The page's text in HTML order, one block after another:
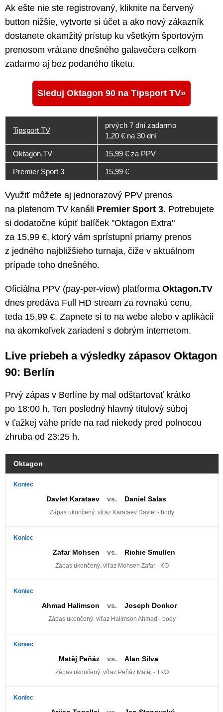
Ak ešte nie ste registrovaný, kliknite na červený
button nižšie, vytvorte si účet a ako nový zákazník
dostanete okamžitý prístup ku všetkým športovým
prenosom vrátane dnešného galavečera celkom
zadarmo aj bez podaného tiketu.
Sleduj Oktagon 90 na Tipsport TV
Tipsport TV
prvých 7 dní zadarmo
1,20 € na 30 dní
Oktagon.TV 15,99 € za PPV
Premier Sport 3 15,99 €
Využiť môžete aj jednorazový PPV prenos
na platenom TV kanáli Premier Sport 3. Potrebujete
si dodatočne kúpiť balíček "Oktagon Extra"
za 15,99 €, ktorý vám sprístupní priamy prenos
z jedného najbližšieho turnaja, čiže v aktuálnom
prípade toho dnešného.
Oficiálna PPV (pay-per-view) platforma Oktagon.TV
dnes predáva Full HD stream za rovnakú cenu,
teda 15,99 €. Zapnete si to na webe alebo v aplikácii
na akomkoľvek zariadení s dobrým internetom.
Live priebeh a výsledky zápasov Oktagon
90: Berlín
Prvý zápas v Berlíne by mal odštartovať krátko
po 18:00 h. Ten posledný hlavný titulový súboj
v ťažkej váhe príde na rad niekedy pred polnocou
zhruba od 23:25 h.
Oktagon
Koniec
Davlet Karataev vs. Daniel Salas
Zápas ukončený: víťaz Karataev Davlet - body
Koniec
Zafar Mohsen vs. Richie Smullen
Zápas ukončený: víťaz Mohsen Zafar - KO
Koniec
Ahmad Halimson vs. Joseph Donkor
Zápas ukončený: víťaz Halimson Ahmad - body
Koniec
Matěj Peňáz vs. Alan Silva
Zápas ukončený: víťaz Peňáz Matěj - TKO
Koniec